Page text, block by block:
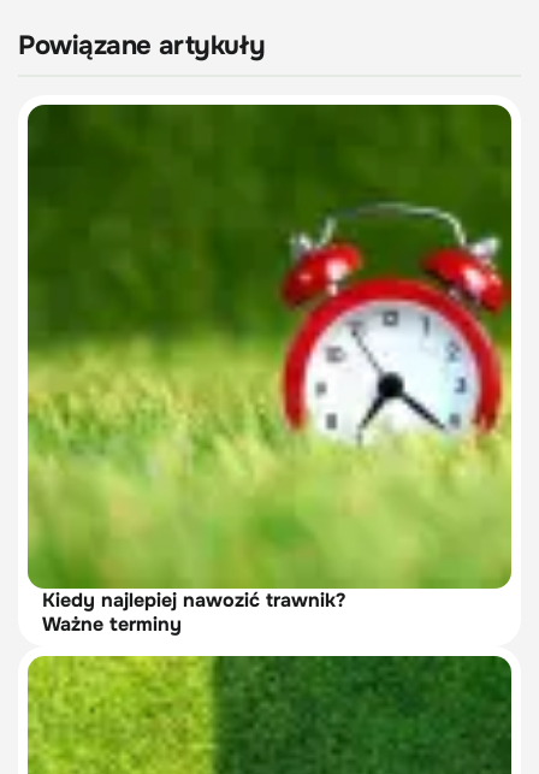
Powiązane artykuły
Kiedy najlepiej nawozić trawnik?
Ważne terminy